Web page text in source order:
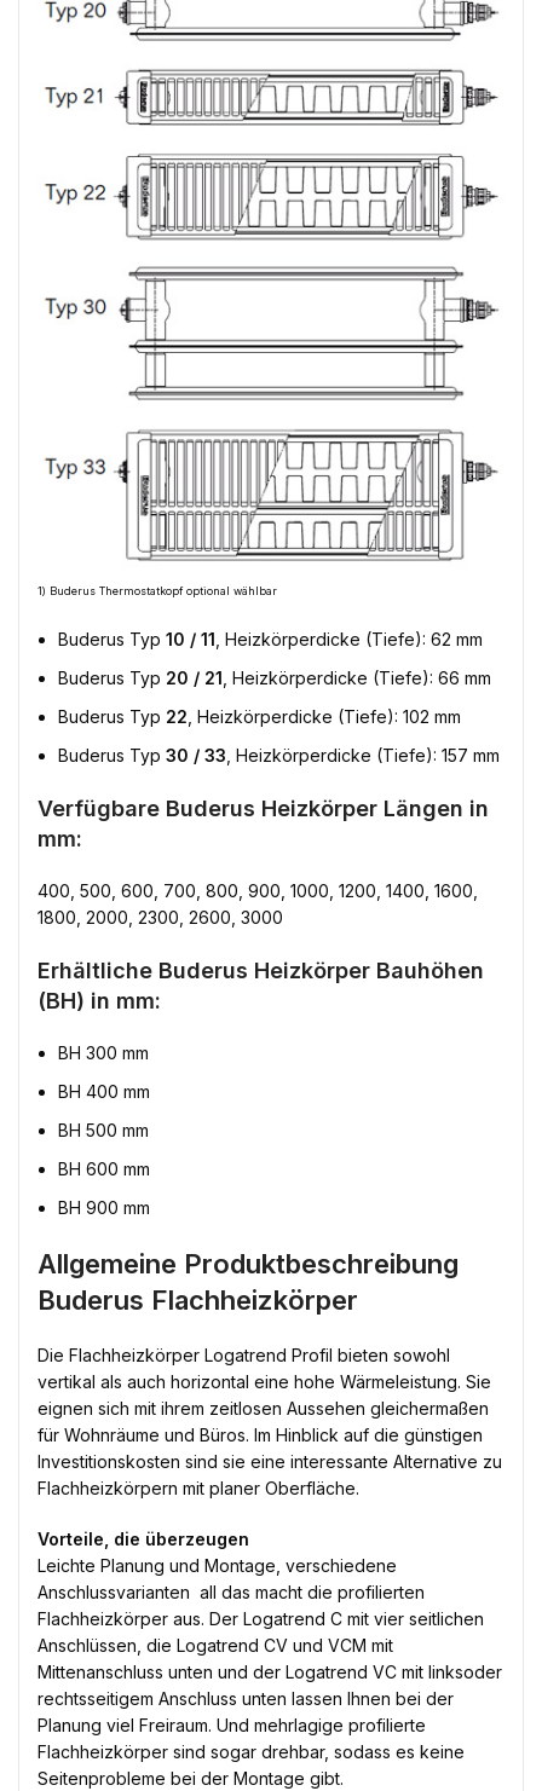
1) Buderus Thermostatkopf optional wählbar
Buderus Typ 10 / 11 , Heizkörperdicke (Tiefe): 62 mm
Buderus Typ 20 / 21 , Heizkörperdicke (Tiefe): 66 mm
Buderus Typ 22 , Heizkörperdicke (Tiefe): 102 mm
Buderus Typ 30 / 33 , Heizkörperdicke (Tiefe): 157 mm
Verfügbare Buderus Heizkörper Längen in
mm:
400, 500, 600, 700, 800, 900, 1000, 1200, 1400, 1600,
1800, 2000, 2300, 2600, 3000
Erhältliche Buderus Heizkörper Bauhöhen
(BH) in mm:
BH 300 mm
BH 400 mm
BH 500 mm
BH 600 mm
BH 900 mm
Allgemeine Produktbeschreibung
Buderus Flachheizkörper
Die Flachheizkörper Logatrend Profil bieten sowohl
vertikal als auch horizontal eine hohe Wärmeleistung. Sie
eignen sich mit ihrem zeitlosen Aussehen gleichermaßen
für Wohnräume und Büros. Im Hinblick auf die günstigen
Investitionskosten sind sie eine interessante Alternative zu
Flachheizkörpern mit planer Oberfläche.
Vorteile, die überzeugen
Leichte Planung und Montage, verschiedene
Anschlussvarianten  all das macht die profilierten
Flachheizkörper aus. Der Logatrend C mit vier seitlichen
Anschlüssen, die Logatrend CV und VCM mit
Mittenanschluss unten und der Logatrend VC mit linksoder
rechtsseitigem Anschluss unten lassen Ihnen bei der
Planung viel Freiraum. Und mehrlagige profilierte
Flachheizkörper sind sogar drehbar, sodass es keine
Seitenprobleme bei der Montage gibt.